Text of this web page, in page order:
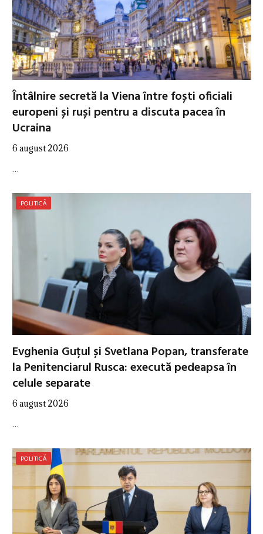
Întâlnire secretă la Viena între foști oficiali
europeni și ruși pentru a discuta pacea în
Ucraina
6 august 2026
…
POLITICĂ
Evghenia Guțul și Svetlana Popan, transferate
la Penitenciarul Rusca: execută pedeapsa în
celule separate
6 august 2026
…
POLITICĂ